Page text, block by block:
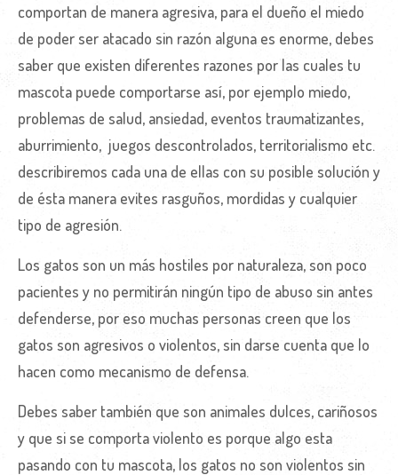
comportan de manera agresiva, para el dueño el miedo
de poder ser atacado sin razón alguna es enorme, debes
saber que existen diferentes razones por las cuales tu
mascota puede comportarse así, por ejemplo miedo,
problemas de salud, ansiedad, eventos traumatizantes,
aburrimiento, juegos descontrolados, territorialismo etc.
describiremos cada una de ellas con su posible solución y
de ésta manera evites rasguños, mordidas y cualquier
tipo de agresión.
Los gatos son un más hostiles por naturaleza, son poco
pacientes y no permitirán ningún tipo de abuso sin antes
defenderse, por eso muchas personas creen que los
gatos son agresivos o violentos, sin darse cuenta que lo
hacen como mecanismo de defensa.
Debes saber también que son animales dulces, cariñosos
y que si se comporta violento es porque algo esta
pasando con tu mascota, los gatos no son violentos sin